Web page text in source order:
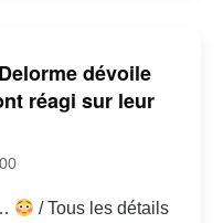
dévoile
réagi sur leur
/ Tous les détails